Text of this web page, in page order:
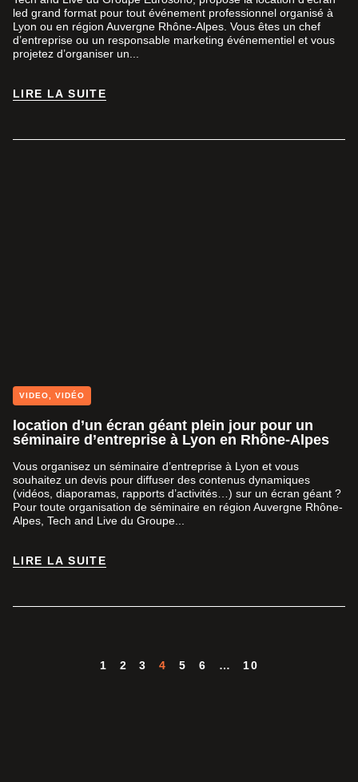
led grand format pour tout événement professionnel organisé à
Lyon ou en région Auvergne Rhône-Alpes. Vous êtes un chef
d’entreprise ou un responsable marketing événementiel et vous
projetez d’organiser un...
LIRE LA SUITE
VIDEO VIDÉO
location d’un écran géant plein jour pour un
séminaire d’entreprise à Lyon en Rhône-Alpes
Vous organisez un séminaire d’entreprise à Lyon et vous
souhaitez un devis pour diffuser des contenus dynamiques
(vidéos, diaporamas, rapports d’activités…) sur un écran géant ?
Pour toute organisation de séminaire en région Auvergne Rhône-
Alpes, Tech and Live du Groupe...
LIRE LA SUITE
1 2 3 4 5 6 … 10